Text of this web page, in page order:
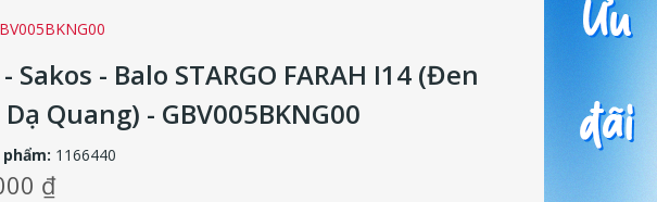
- Sakos - Balo STARGO FARAH I14 (Đen
Quang) - GBV005BKNG00
1166440
₫